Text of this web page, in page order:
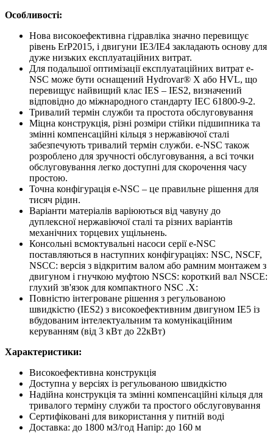
Особливості:
Нова високоефективна гідравліка значно перевищує
рівень ErP2015, і двигуни IE3/IE4 закладають основу для
дуже низьких експлуатаційних витрат.
Для подальшої оптимізації експлуатаційних витрат e-
NSC може бути оснащений Hydrovar® X або HVL, що
перевищує найвищий клас IES – IES2, визначений
відповідно до міжнародного стандарту IEC 61800-9-2.
Тривалий термін служби та простота обслуговування
Міцна конструкція, різні розміри стійки підшипника та
змінні компенсаційні кільця з нержавіючої сталі
забезпечують тривалий термін служби. e-NSC також
розроблено для зручності обслуговування, а всі точки
обслуговування легко доступні для скорочення часу
простою.
Точна конфігурація e-NSC – це правильне рішення для
тисяч рідин.
Варіанти матеріалів варіюються від чавуну до
дуплексної нержавіючої сталі та різних варіантів
механічних торцевих ущільнень.
Консольні всмоктувальні насоси серії e-NSC
поставляються в наступних конфігураціях: NSC, NSCF,
NSCC: версія з відкритим валом або рамним монтажем з
двигуном і гнучкою муфтою NSCS: короткий вал NSCE:
глухий зв'язок для компактного NSC .X:
Повністю інтегроване рішення з регульованою
швидкістю (IES2) з високоефективним двигуном IE5 із
вбудованим інтелектуальним та комунікаційним
керуванням (від 3 кВт до 22кВт)
Характеристики:
Високоефективна конструкція
Доступна у версіях із регульованою швидкістю
Надійна конструкція та змінні компенсаційні кільця для
тривалого терміну служби та простого обслуговування
Сертифіковані для використання у питній воді
Доставка: до 1800 м3/год Напір: до 160 м